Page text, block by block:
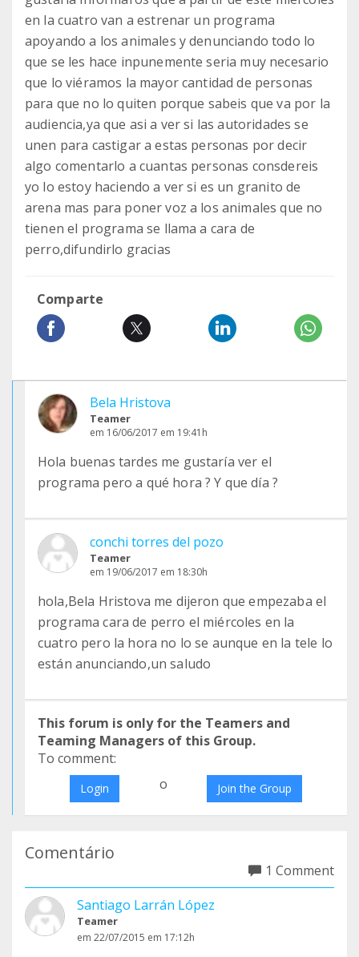
en la cuatro van a estrenar un programa
apoyando a los animales y denunciando todo lo
que se les hace inpunemente seria muy necesario
que lo viéramos la mayor cantidad de personas
para que no lo quiten porque sabeis que va por la
audiencia,ya que asi a ver si las autoridades se
unen para castigar a estas personas por decir
algo comentarlo a cuantas personas consdereis
yo lo estoy haciendo a ver si es un granito de
arena mas para poner voz a los animales que no
tienen el programa se llama a cara de
perro,difundirlo gracias
Comparte
Bela Hristova
Teamer
em 16/06/2017 em 19:41h
Hola buenas tardes me gustaría ver el
programa pero a qué hora ? Y que día ?
conchi torres del pozo
Teamer
em 19/06/2017 em 18:30h
hola,Bela Hristova me dijeron que empezaba el
programa cara de perro el miércoles en la
cuatro pero la hora no lo se aunque en la tele lo
están anunciando,un saludo
This forum is only for the Teamers and
Teaming Managers of this Group.
To comment:
Login o Join the Group
Comentário
1 Comment
Santiago Larrán López
Teamer
em 22/07/2015 em 17:12h